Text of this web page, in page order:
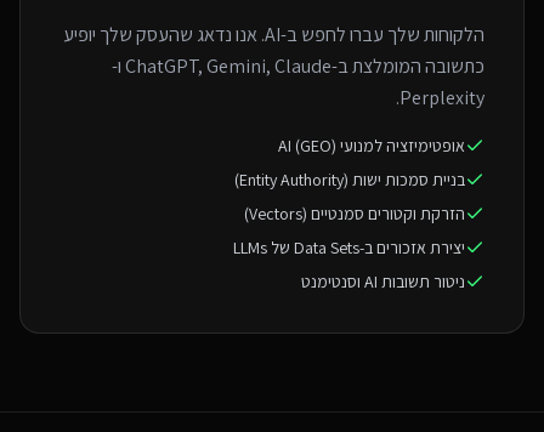
הלקוחות שלך עברו לחפש ב-AI. אנו נדאג שהעסק שלך יופיע
כתשובה המומלצת ב-ChatGPT, Gemini, Claude ו-
Perplexity.
אופטימיזציה למנועי AI (GEO)
בניית סמכות ישות (Entity Authority)
הזרקת וקטורים סמנטיים (Vectors)
יצירת אזכורים ב-Data Sets של LLMs
ניטור תשובות AI וסנטימנט